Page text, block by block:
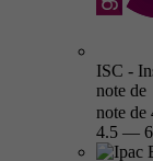
ISC -
note de
note de
4.5 —